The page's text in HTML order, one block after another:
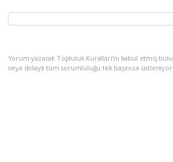
Yorum yazarak Topluluk Kuralları’nı kabul etmiş
veya dolaylı tüm sorumluluğu tek başınıza